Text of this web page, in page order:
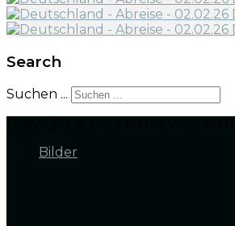
Search
Suchen ...
Bilder